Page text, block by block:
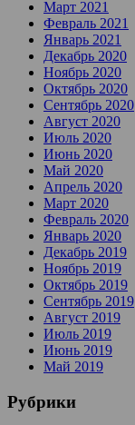
Март 2021
Февраль 2021
Январь 2021
Декабрь 2020
Ноябрь 2020
Октябрь 2020
Сентябрь 2020
Август 2020
Июль 2020
Июнь 2020
Май 2020
Апрель 2020
Март 2020
Февраль 2020
Январь 2020
Декабрь 2019
Ноябрь 2019
Октябрь 2019
Сентябрь 2019
Август 2019
Июль 2019
Июнь 2019
Май 2019
Рубрики